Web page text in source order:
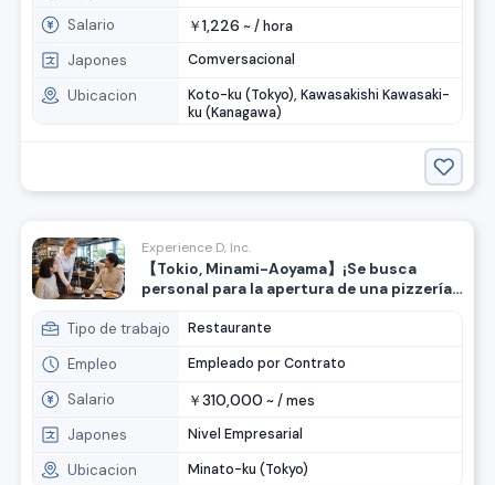
Salario ￥1,226 ~ /hora
Japones Comversacional
Ubicacion
Koto-ku (Tokyo), Kawasakishi Kawasaki-
ku (Kanagawa)
Experience D, Inc.
【Tokio, Minami-Aoyama】¡Se busca
personal para la apertura de una pizzería
Tipo de trabajo
Restaurante
Empleo Empleado por Contrato
Salario ￥310,000 ~ /mes
Japones Nivel Empresarial
Ubicacion Minato-ku (Tokyo)